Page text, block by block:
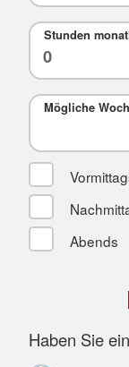
Stunden
Mögliche
Abends
Haben Sie